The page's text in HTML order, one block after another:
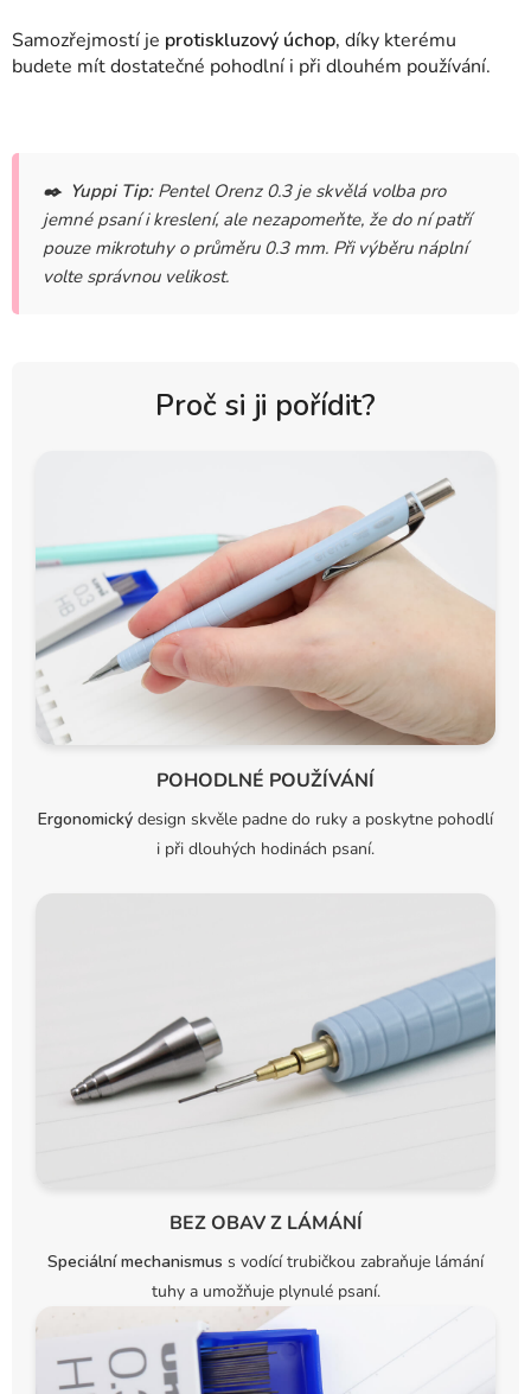
Samozřejmostí je protiskluzový úchop, díky kterému
budete mít dostatečné pohodlní i při dlouhém používání.
✒️ Yuppi Tip: Pentel Orenz 0.3 je skvělá volba pro
jemné psaní i kreslení, ale nezapomeňte, že do ní patří
pouze mikrotuhy o průměru 0.3 mm. Při výběru náplní
volte správnou velikost.
Proč si ji pořídit?
POHODLNÉ POUŽÍVÁNÍ
Ergonomický design skvěle padne do ruky a poskytne pohodlí
i při dlouhých hodinách psaní.
BEZ OBAV Z LÁMÁNÍ
Speciální mechanismus s vodící trubičkou zabraňuje lámání
tuhy a umožňuje plynulé psaní.